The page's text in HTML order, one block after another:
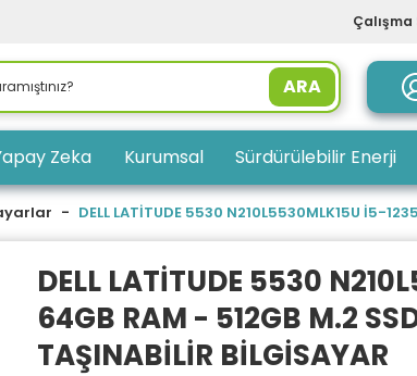
ARA
Zeka Kurumsal Sürdürülebilir Enerji
DELL LATİTUDE 5530 N210L5530MLK15U İ5-
DELL LATİTUDE 5530
64GB RAM - 512GB M.2
TAŞINABİLİR BİLGİSAYAR